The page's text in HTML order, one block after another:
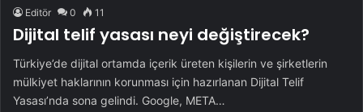
Editör 0 11
Dijital telif yasası neyi değiştirecek?
Türkiye’de dijital ortamda içerik üreten kişilerin ve şirketlerin
mülkiyet haklarının korunması için hazırlanan Dijital Telif
Yasası’nda sona gelindi. Google, META…